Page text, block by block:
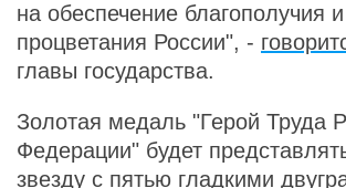
на обеспечение благополучия и
процветания России", -
главы государства.
Золотая медаль "Герой Труда
Федерации" будет
звезду с пятью гладкими